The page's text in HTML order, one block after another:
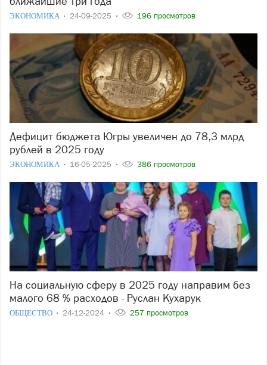
ЭКОНОМИКА 24-09-2025 196 просмотров
Дефицит бюджета Югры увеличен до 78,3 млрд
рублей в 2025 году
ЭКОНОМИКА 16-05-2025 386 просмотров
На социальную сферу в 2025 году направим без
малого 68 % расходов - Руслан Кухарук
ОБЩЕСТВО 24-12-2024 257 просмотров